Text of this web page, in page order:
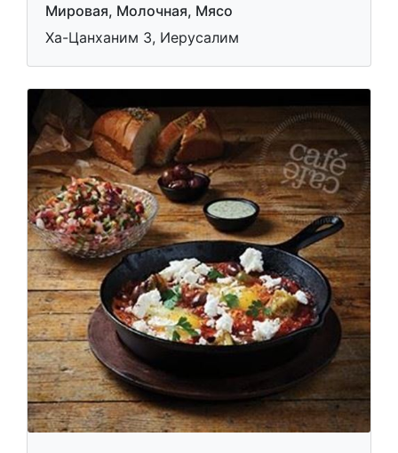
Мировая, Молочная, Мясо
Ха-Цанханим 3, Иерусалим